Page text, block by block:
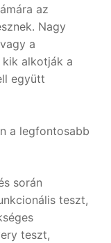
az
Nagy
a
alkotják a
együtt
a legfontosabb
során
teszt,
teszt,